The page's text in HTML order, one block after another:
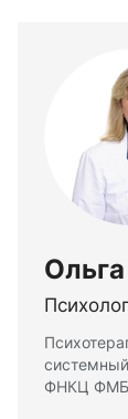
ФНКЦ